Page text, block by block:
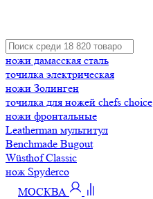
ножи дамасская сталь
точилка электрическая
ножи Золинген
точилка для ножей chefs choice
ножи фронтальные
Leatherman мультитул
Benchmade Bugout
Wüsthof Classic
нож Spyderco
МОСКВА